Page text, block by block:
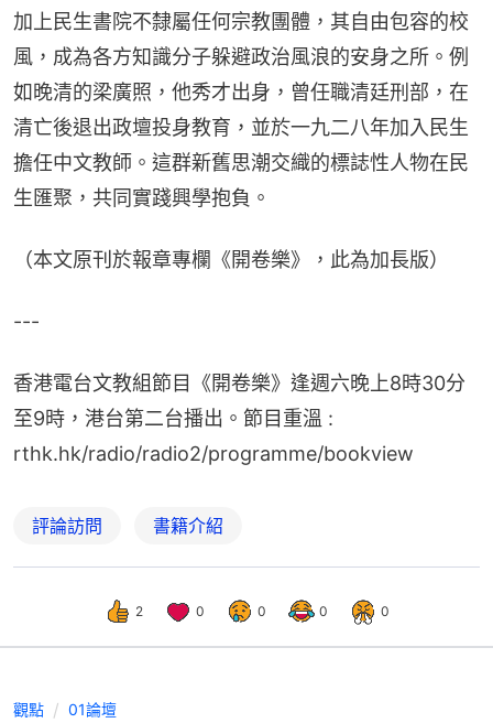
加上民生書院不隸屬任何宗教團體，其自由包容的校
風，成為各方知識分子躲避政治風浪的安身之所。例
如晚清的梁廣照，他秀才出身，曾任職清廷刑部，在
清亡後退出政壇投身教育，並於一九二八年加入民生
擔任中文教師。這群新舊思潮交織的標誌性人物在民
生匯聚，共同實踐興學抱負。
（本文原刊於報章專欄《開卷樂》，此為加長版）
---
香港電台文教組節目《開卷樂》逢週六晚上8時30分
至9時，港台第二台播出。節目重溫 :
rthk.hk/radio/radio2/programme/bookview
評論訪問 書籍介紹
2 0 0 0 0
觀點 01論壇